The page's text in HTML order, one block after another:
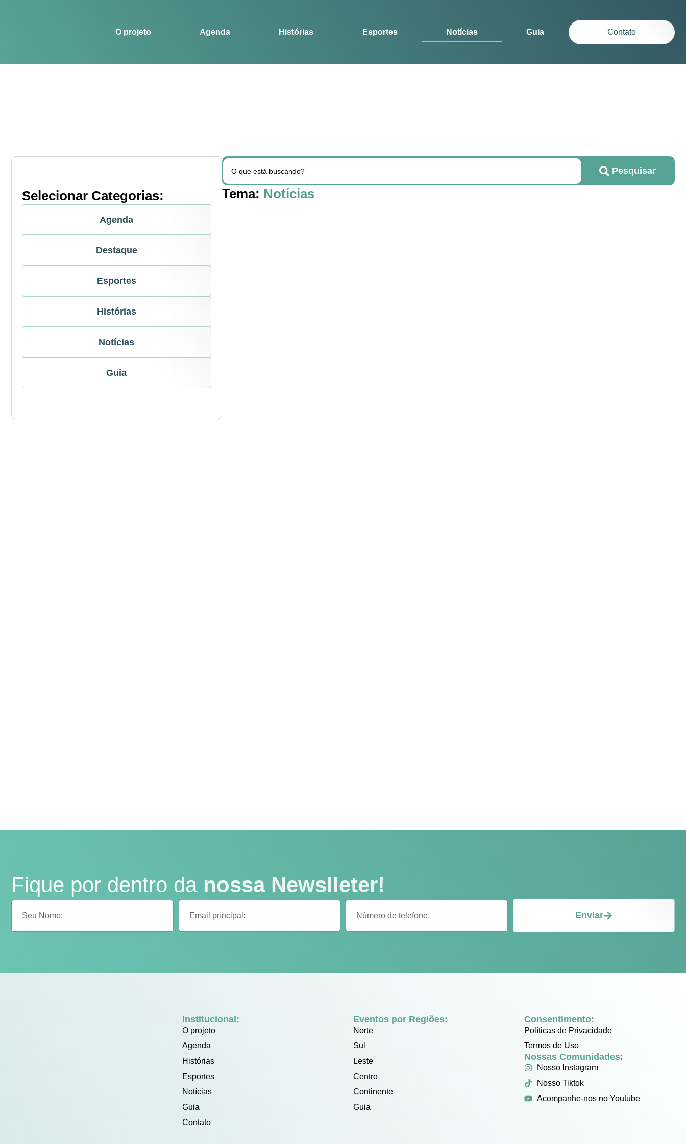
O projeto Agenda Histórias Esportes Notícias Guia Contato
Selecionar Categorias:
Agenda
Destaque
Esportes
Histórias
Notícias
Guia
Pesquisar
Tema: Notícias
Fique por dentro da nossa Newslleter!
Enviar
Institucional:
O projeto
Agenda
Histórias
Esportes
Notícias
Guia
Contato
Eventos por Regiões:
Norte
Sul
Leste
Centro
Continente
Guia
Consentimento:
Políticas de Privacidade
Termos de Uso
Nossas Comunidades:
Nosso Instagram
Nosso Tiktok
Acompanhe-nos no Youtube